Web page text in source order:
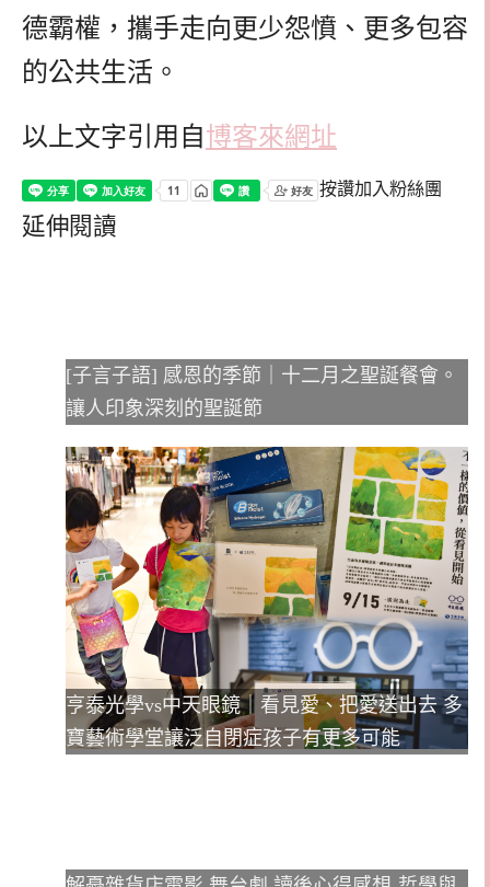
德霸權，攜手走向更少怨憤、更多包容
的公共生活。
以上文字引用自博客來網址
按讚加入粉絲團
延伸閱讀
[子言子語] 感恩的季節｜十二月之聖誕餐會。
讓人印象深刻的聖誕節
亨泰光學vs中天眼鏡｜看見愛、把愛送出去 多
寶藝術學堂讓泛自閉症孩子有更多可能